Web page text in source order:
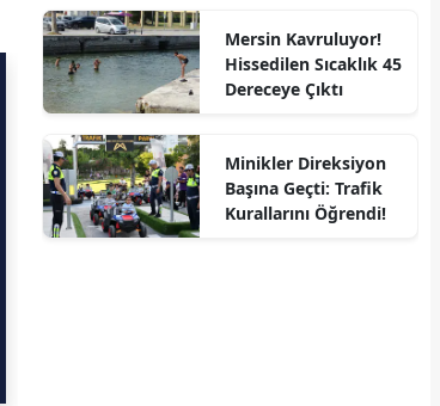
Mersin Kavruluyor!
Hissedilen Sıcaklık 45
Dereceye Çıktı
Minikler Direksiyon
Başına Geçti: Trafik
Kurallarını Öğrendi!